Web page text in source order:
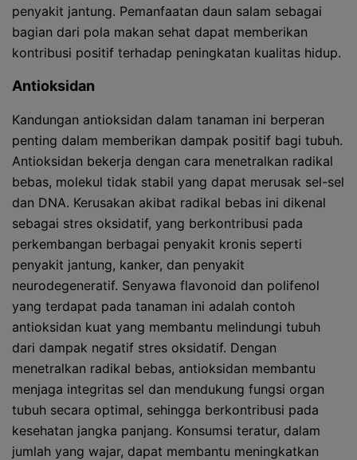
penyakit jantung. Pemanfaatan daun salam sebagai
bagian dari pola makan sehat dapat memberikan
kontribusi positif terhadap peningkatan kualitas hidup.
Antioksidan
Kandungan antioksidan dalam tanaman ini berperan
penting dalam memberikan dampak positif bagi tubuh.
Antioksidan bekerja dengan cara menetralkan radikal
bebas, molekul tidak stabil yang dapat merusak sel-sel
dan DNA. Kerusakan akibat radikal bebas ini dikenal
sebagai stres oksidatif, yang berkontribusi pada
perkembangan berbagai penyakit kronis seperti
penyakit jantung, kanker, dan penyakit
neurodegeneratif. Senyawa flavonoid dan polifenol
yang terdapat pada tanaman ini adalah contoh
antioksidan kuat yang membantu melindungi tubuh
dari dampak negatif stres oksidatif. Dengan
menetralkan radikal bebas, antioksidan membantu
menjaga integritas sel dan mendukung fungsi organ
tubuh secara optimal, sehingga berkontribusi pada
kesehatan jangka panjang. Konsumsi teratur, dalam
jumlah yang wajar, dapat membantu meningkatkan